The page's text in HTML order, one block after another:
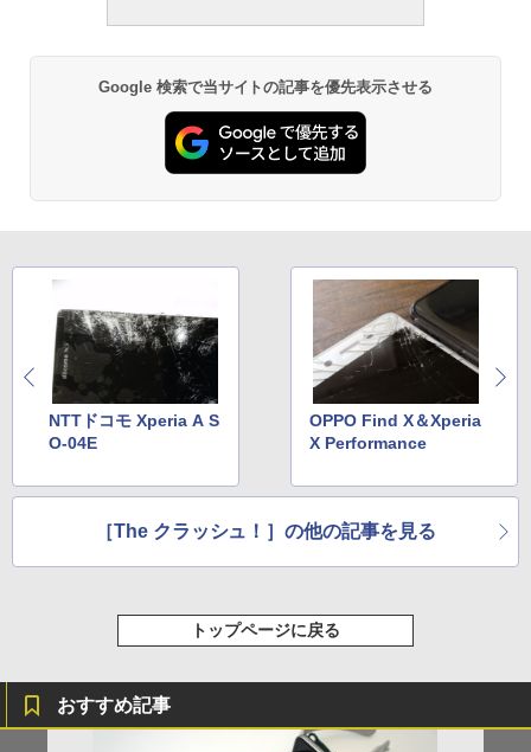
Google 検索で当サイトの記事を優先表示させる
NTTドコモ Xperia A S
O-04E
OPPO Find X＆Xperia
X Performance
［The クラッシュ！］の他の記事を見る
トップページに戻る
おすすめ記事